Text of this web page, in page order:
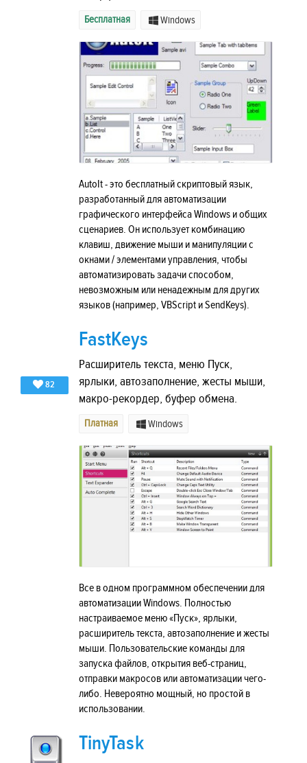
Бесплатная Windows
AutoIt - это бесплатный скриптовый язык,
разработанный для автоматизации
графического интерфейса Windows и общих
сценариев. Он использует комбинацию
клавиш, движение мыши и манипуляции с
окнами / элементами управления, чтобы
автоматизировать задачи способом,
невозможным или ненадежным для других
языков (например, VBScript и SendKeys).
82
FastKeys
Расширитель текста, меню Пуск,
ярлыки, автозаполнение, жесты мыши,
макро-рекордер, буфер обмена.
Платная Windows
Все в одном программном обеспечении для
автоматизации Windows. Полностью
настраиваемое меню «Пуск», ярлыки,
расширитель текста, автозаполнение и жесты
мыши. Пользовательские команды для
запуска файлов, открытия веб-страниц,
отправки макросов или автоматизации чего-
либо. Невероятно мощный, но простой в
использовании.
TinyTask